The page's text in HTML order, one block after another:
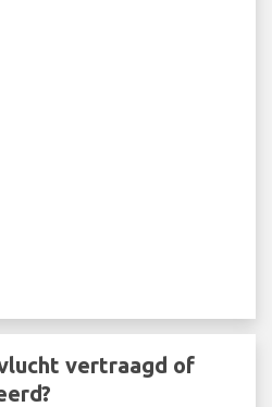
vertraagd of